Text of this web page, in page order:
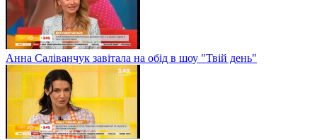
Анна Саліванчук завітала на обід в шоу "Твій день"